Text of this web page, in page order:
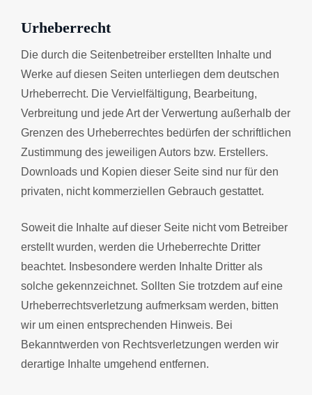
Urheberrecht
Die durch die Seitenbetreiber erstellten Inhalte und
Werke auf diesen Seiten unterliegen dem deutschen
Urheberrecht. Die Vervielfältigung, Bearbeitung,
Verbreitung und jede Art der Verwertung außerhalb der
Grenzen des Urheberrechtes bedürfen der schriftlichen
Zustimmung des jeweiligen Autors bzw. Erstellers.
Downloads und Kopien dieser Seite sind nur für den
privaten, nicht kommerziellen Gebrauch gestattet.
Soweit die Inhalte auf dieser Seite nicht vom Betreiber
erstellt wurden, werden die Urheberrechte Dritter
beachtet. Insbesondere werden Inhalte Dritter als
solche gekennzeichnet. Sollten Sie trotzdem auf eine
Urheberrechtsverletzung aufmerksam werden, bitten
wir um einen entsprechenden Hinweis. Bei
Bekanntwerden von Rechtsverletzungen werden wir
derartige Inhalte umgehend entfernen.